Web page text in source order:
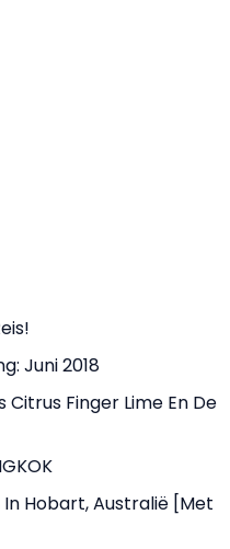
Juni 2018
Citrus Finger Lime En De
In Hobart, Australië [met